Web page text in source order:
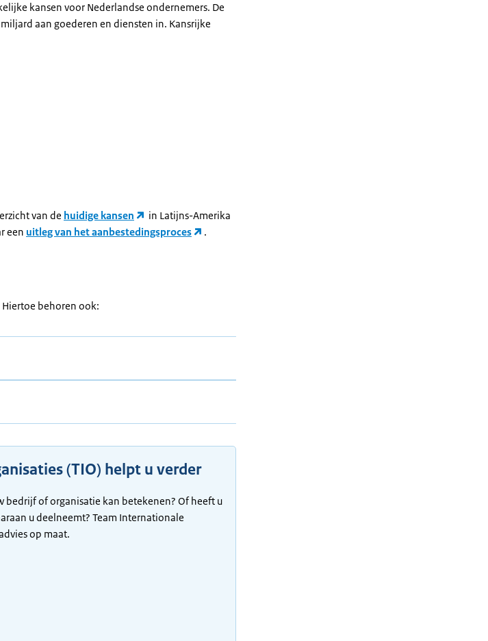
kansen voor Nederlandse ondernemers. De
aan goederen en diensten in. Kansrijke
van de huidige kansen
in Latijns-Amerika
een uitleg van het aanbestedingsproces .
Hiertoe behoren ook:
(TIO) helpt u verder
bedrijf of organisatie kan betekenen? Of heeft u
u deelneemt? Team Internationale
op maat.